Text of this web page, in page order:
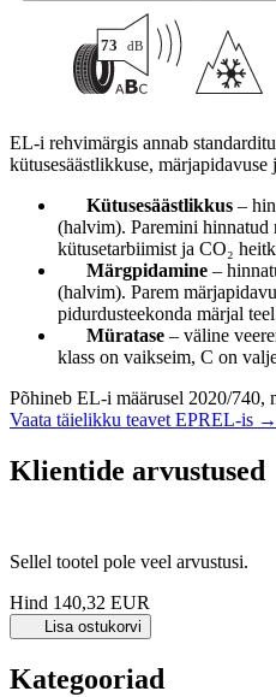
EL-i rehvimärgis annab
kütusesäästlikkuse,
Kütusesäästlikkus –
(halvim). Paremini hinnatud
kütusetarbiimist ja CO₂
Märgpidamine –
(halvim). Parem
pidurdusteekonda märjal
Müratase – väline
klass on vaikseim, C on
Põhineb EL-i määrusel 2020/740,
Vaata täielikku teavet EPREL-is →
Klientide arvustused
Sellel tootel pole veel arvustusi.
Hind 140,32 EUR
Lisa ostukorvi
Kategooriad